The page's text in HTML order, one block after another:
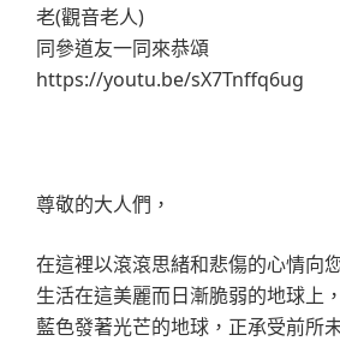
老(觀音老人)
同參道友一同來恭頌
https://youtu.be/sX7Tnffq6ug
尊敬的大人們，
在這裡以滾滾思緒和悲傷的心情向
生活在這美麗而日漸脆弱的地球上
藍色發著光芒的地球，正承受前所